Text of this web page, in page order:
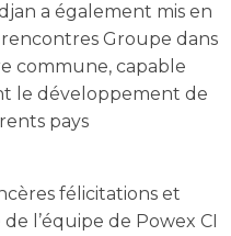
a également mis en
Groupe dans
commune, capable
le développement de
pays
félicitations et
l’équipe de Powex CI